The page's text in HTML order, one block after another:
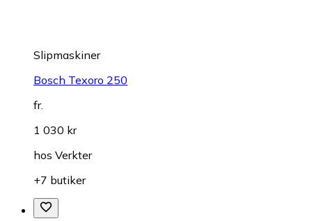
Slipmaskiner
Bosch Texoro 250
fr.
1 030 kr
hos Verkter
+7 butiker